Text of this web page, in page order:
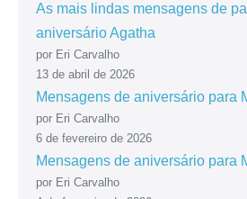
As mais lindas mensagens de
aniversário Agatha
por Eri Carvalho
13 de abril de 2026
Mensagens de aniversário para
por Eri Carvalho
6 de fevereiro de 2026
Mensagens de aniversário para
por Eri Carvalho